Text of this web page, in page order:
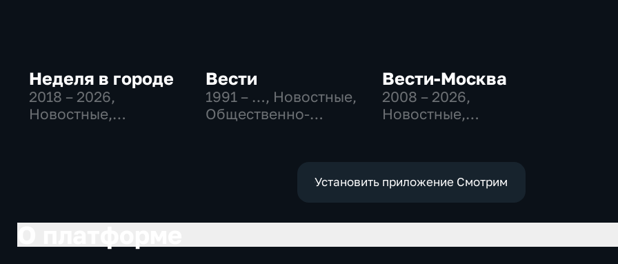
Неделя в городе
2018 – 2026,
Новостные,
Вести
1991 – …, Новостные,
Общественно-
Вести-Москва
2008 – 2026,
Новостные,
экономические
Установить приложение Смотрим